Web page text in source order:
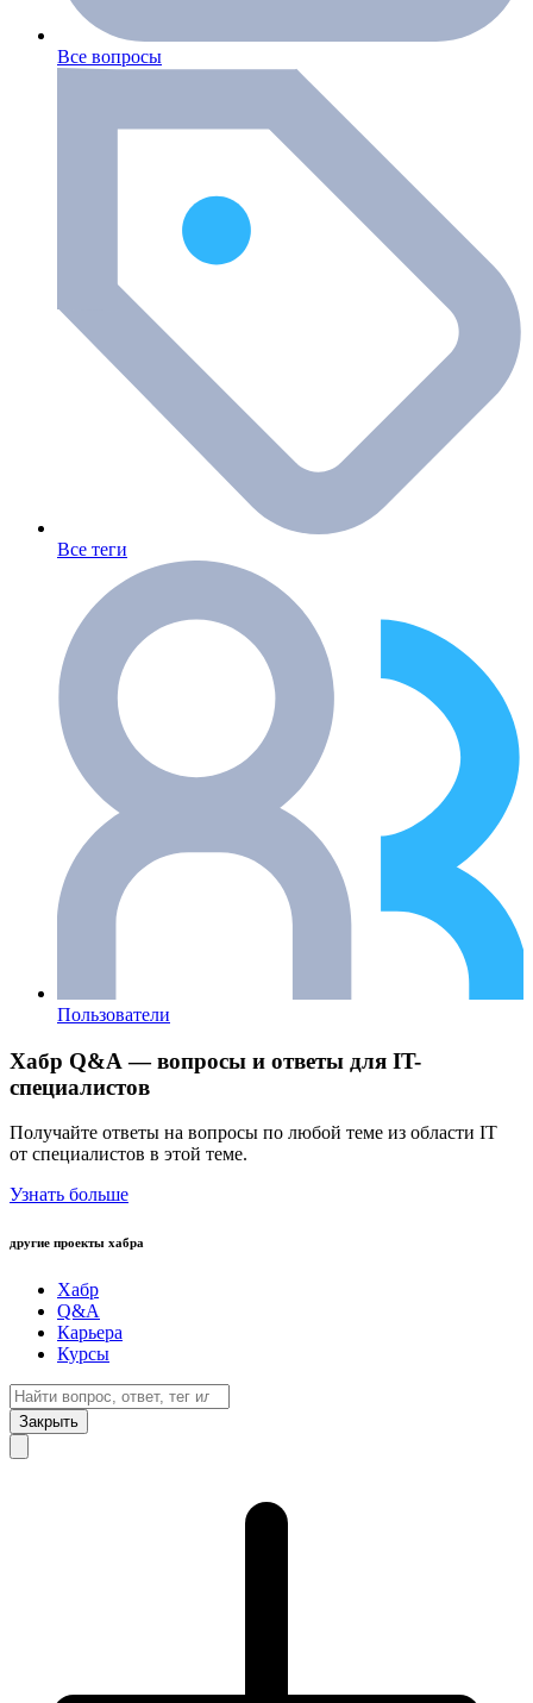
Все вопросы
Все теги
Пользователи
Хабр Q&A — вопросы и ответы для IT-
специалистов
Получайте ответы на вопросы по любой теме из области IT
от специалистов в этой теме.
Узнать больше
другие проекты хабра
Хабр
Q&A
Карьера
Курсы
Закрыть